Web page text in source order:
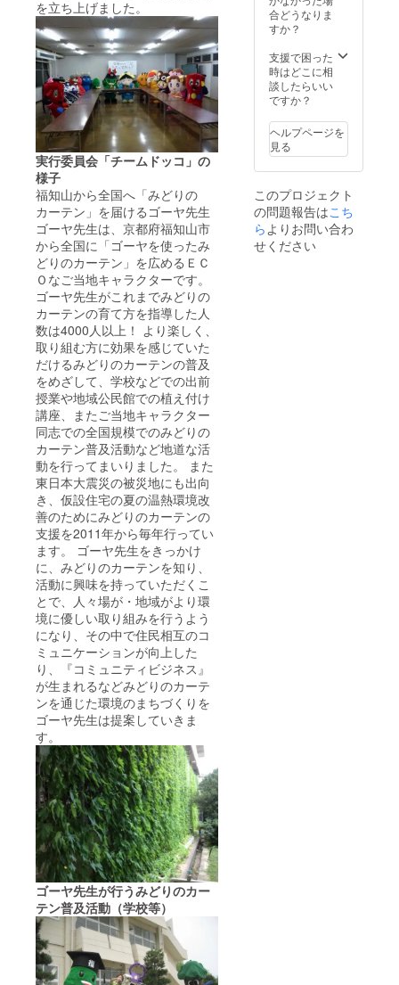
を立ち上げました。
実行委員会「チームドッコ」の
様子
福知山から全国へ「みどりの
カーテン」を届けるゴーヤ先生
ゴーヤ先生は、京都府福知山市
から全国に「ゴーヤを使ったみ
どりのカーテン」を広めるＥＣ
Ｏなご当地キャラクターです。
ゴーヤ先生がこれまでみどりの
カーテンの育て方を指導した人
数は4000人以上！ より楽しく、
取り組む方に効果を感じていた
だけるみどりのカーテンの普及
をめざして、学校などでの出前
授業や地域公民館での植え付け
講座、またご当地キャラクター
同志での全国規模でのみどりの
カーテン普及活動など地道な活
動を行ってまいりました。 また
東日本大震災の被災地にも出向
き、仮設住宅の夏の温熱環境改
善のためにみどりのカーテンの
支援を2011年から毎年行ってい
ます。 ゴーヤ先生をきっかけ
に、みどりのカーテンを知り、
活動に興味を持っていただくこ
とで、人々場が・地域がより環
境に優しい取り組みを行うよう
になり、その中で住民相互のコ
ミュニケーションが向上した
り、『コミュニティビジネス』
が生まれるなどみどりのカーテ
ンを通じた環境のまちづくりを
ゴーヤ先生は提案していきま
す。
ゴーヤ先生が行うみどりのカー
テン普及活動（学校等）
合どうなりま
すか？
支援で困った
時はどこに相
談したらいい
ですか？
ヘルプページを
見る
このプロジェクト
の問題報告はこち
ら よりお問い合わ
せください